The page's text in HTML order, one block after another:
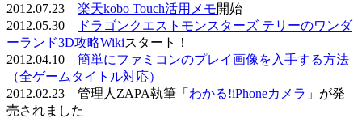
2012.07.23 楽天kobo Touch活用メモ開始
2012.05.30
ドラゴンクエストモンスターズ テリーのワンダ
ーランド3D攻略Wikiスタート！
2012.04.10 簡単にファミコンのプレイ画像を入手する方法
（全ゲームタイトル対応）
2012.02.23 管理人ZAPA執筆「 わかる!iPhoneカメラ 」が発
売されました